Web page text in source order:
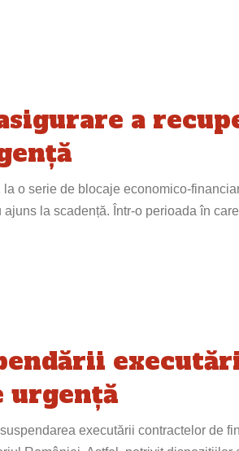
a
o serie de blocaje economico-
la scadență. Într-o perioada în
urgență
executării contractelor de